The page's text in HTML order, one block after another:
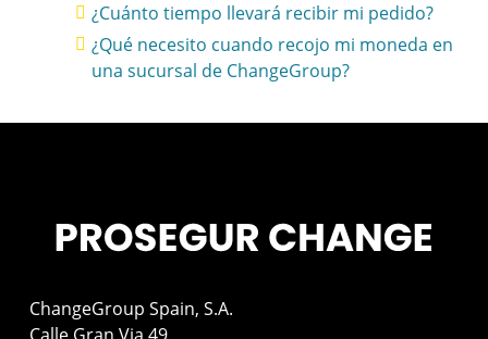
¿Cuánto tiempo llevará recibir mi pedido?
¿Qué necesito cuando recojo mi moneda en
una sucursal de ChangeGroup?
ChangeGroup Spain, S.A.